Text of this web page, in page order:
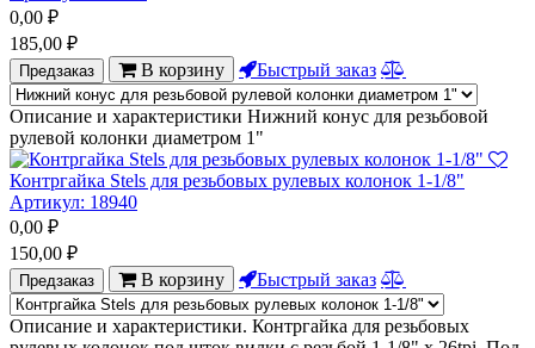
0,00 ₽
185,00 ₽
Предзаказ В корзину Быстрый заказ
Описание и характеристики Нижний конус для резьбовой
рулевой колонки диаметром 1"
Контргайка Stels для резьбовых рулевых колонок 1-1/8"
Артикул: 18940
0,00 ₽
150,00 ₽
Предзаказ В корзину Быстрый заказ
Описание и характеристики. Контргайка для резьбовых